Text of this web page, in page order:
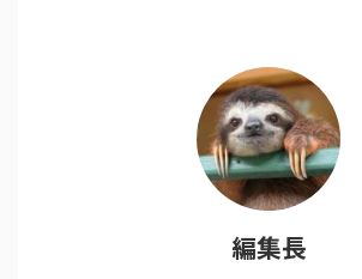
ったと思った点は、２、転送速度
編集長